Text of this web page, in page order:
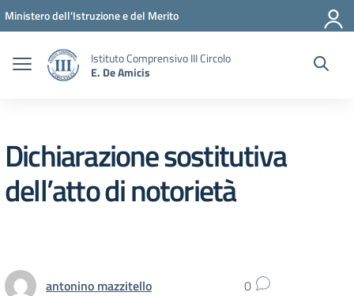
Vai ai contenuti
Vai al menu di navigazione
Vai al footer
Ministero dell'Istruzione e del Merito
Istituto Comprensivo III Circolo
E. De Amicis
Dichiarazione sostitutiva
dell’atto di notorietà
antonino mazzitello 0